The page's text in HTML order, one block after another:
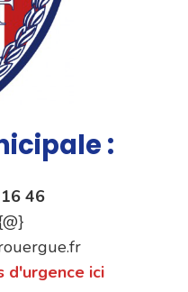
:
46
d'urgence ici